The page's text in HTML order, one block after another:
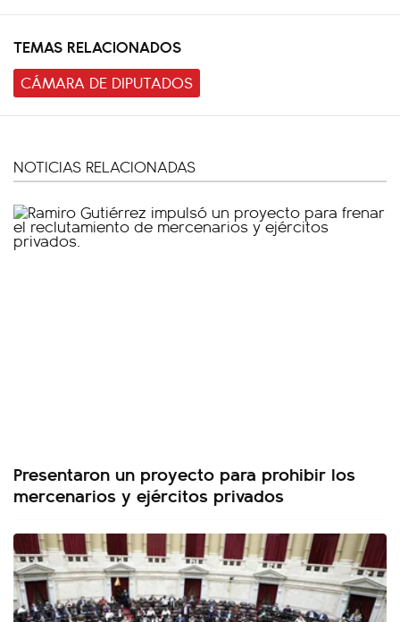
TEMAS RELACIONADOS
CÁMARA DE DIPUTADOS
NOTICIAS RELACIONADAS
Presentaron un proyecto para prohibir los
mercenarios y ejércitos privados